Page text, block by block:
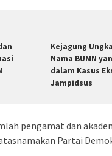
Kejagung
Nama BUMN
dalam Kasus
Jampidsus
pengamat dan
Partai